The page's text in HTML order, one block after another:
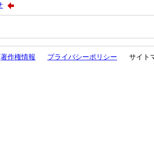
著作権情報 プライバシーポリシー サイト